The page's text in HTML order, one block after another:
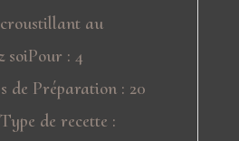
au
soiPour : 4
de Préparation : 20
de recette :